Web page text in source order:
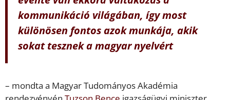
kommunikáció világában, így most
különösen fontos azok munkája, akik
sokat tesznek a magyar nyelvért
– mondta a Magyar Tudományos Akadémia